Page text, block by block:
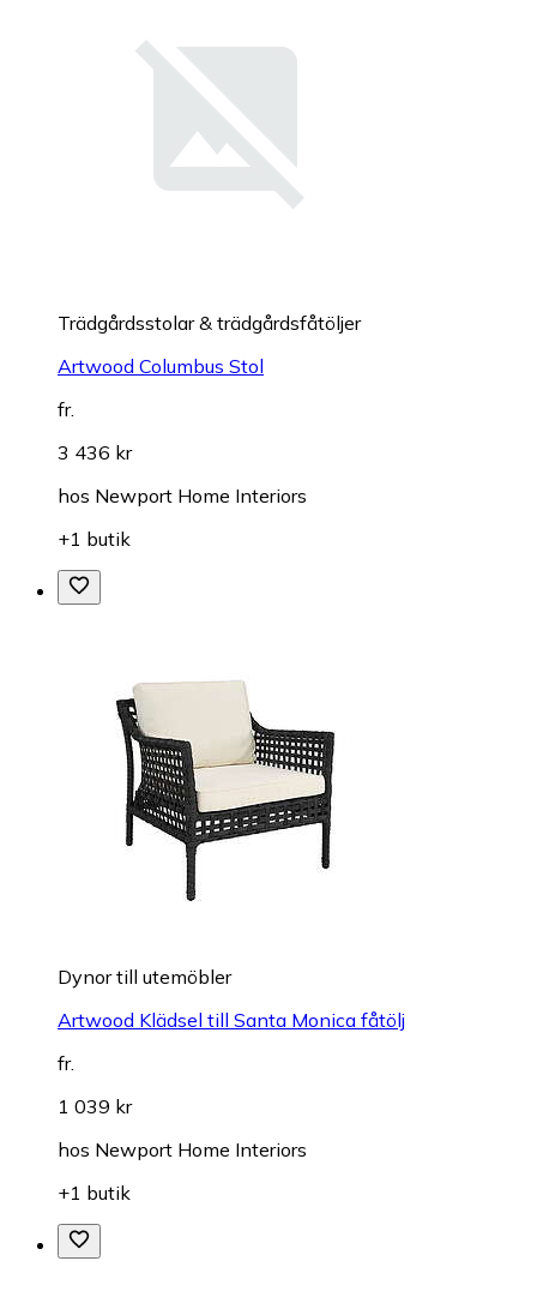
Trädgårdsstolar & trädgårdsfåtöljer
Artwood Columbus Stol
fr.
3 436 kr
hos Newport Home Interiors
+1 butik
Dynor till utemöbler
Artwood Klädsel till Santa Monica fåtölj
fr.
1 039 kr
hos Newport Home Interiors
+1 butik